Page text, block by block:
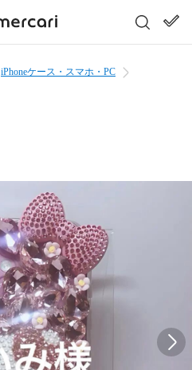
iPhoneケース・スマホ・PC